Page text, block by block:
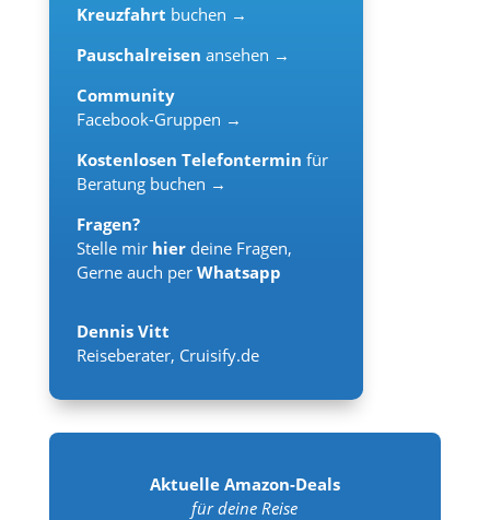
Kreuzfahrt buchen →
Pauschalreisen ansehen →
Community
Facebook-Gruppen →
Kostenlosen Telefontermin für
Beratung buchen →
Fragen?
Stelle mir hier deine Fragen,
Gerne auch per Whatsapp
Dennis Vitt
Reiseberater, Cruisify.de
Aktuelle Amazon-Deals
für deine Reise